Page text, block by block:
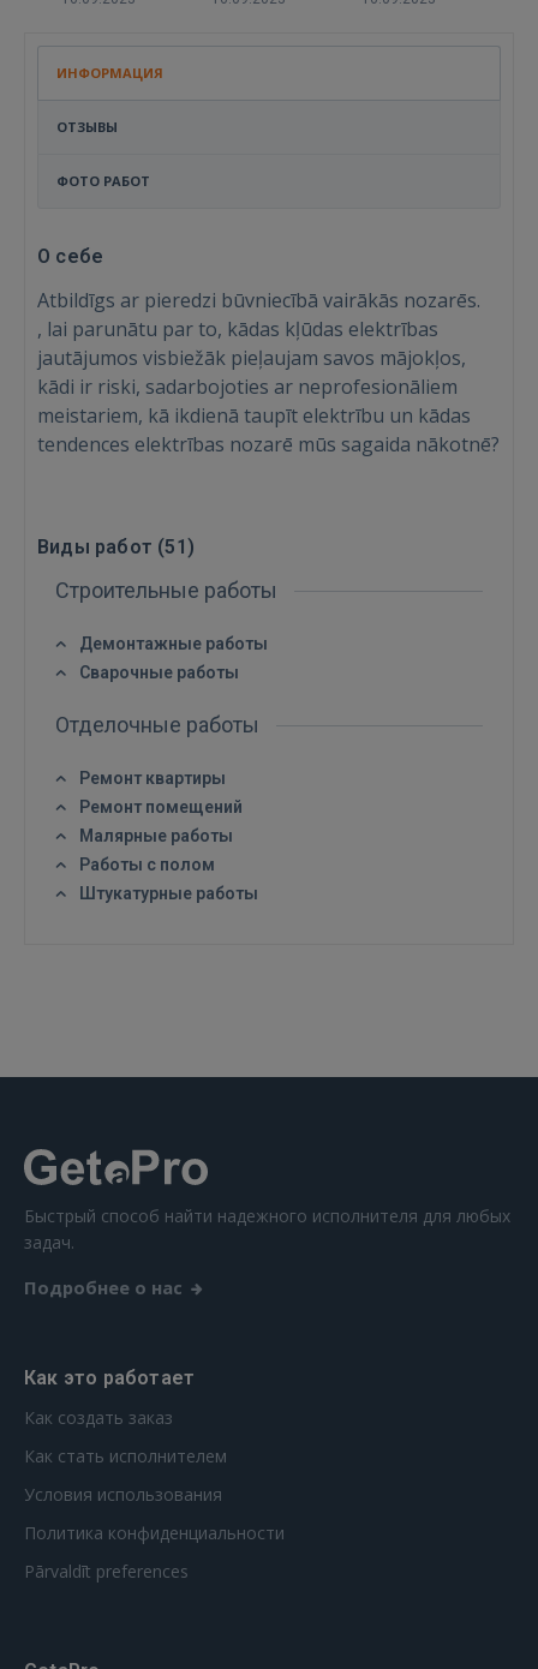
Войти
Забыли пароль?
Ещё не зарегистрированы?
РЕГИСТРАЦИЯ
ИНФОРМАЦИЯ
ОТЗЫВЫ
ФОТО РАБОТ
О себе
Atbildīgs ar pieredzi būvniecībā vairākās nozarēs.
, lai parunātu par to, kādas kļūdas elektrības
jautājumos visbiežāk pieļaujam savos mājokļos,
kādi ir riski, sadarbojoties ar neprofesionāliem
meistariem, kā ikdienā taupīt elektrību un kādas
tendences elektrības nozarē mūs sagaida nākotnē?
Виды работ (51)
Строительные работы
Демонтажные работы
Сварочные работы
Отделочные работы
Ремонт квартиры
Ремонт помещений
Малярные работы
Работы с полом
Штукатурные работы
Быстрый способ найти надежного исполнителя для любых
задач.
Подробнее о нас
Как это работает
Как создать заказ
Как стать исполнителем
Условия использования
Политика конфиденциальности
Pārvaldīt preferences